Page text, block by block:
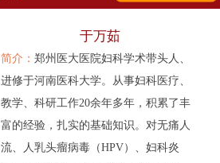
于万茹
简介： 郑州医大医院妇科学术带头人、
进修于河南医科大学。从事妇科医疗、
教学、科研工作20余年多年，积累了丰
富的经验，扎实的基础知识。对无痛人
流、人乳头瘤病毒（HPV）、妇科炎